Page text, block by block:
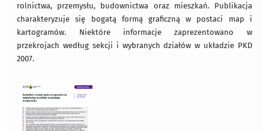
rolnictwa, przemysłu, budownictwa oraz mieszkań. Publikacja
charakteryzuje się bogatą formą graficzną w postaci map i
kartogramów. Niektóre informacje zaprezentowano w
przekrojach według sekcji i wybranych działów w układzie PKD
2007.